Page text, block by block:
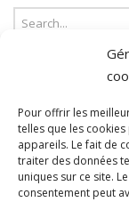
Pour offrir les
telles que les
appareils. Le fait de
traiter des données
uniques sur ce site.
consentement peut
SUR LA TOILE…
Blogroll